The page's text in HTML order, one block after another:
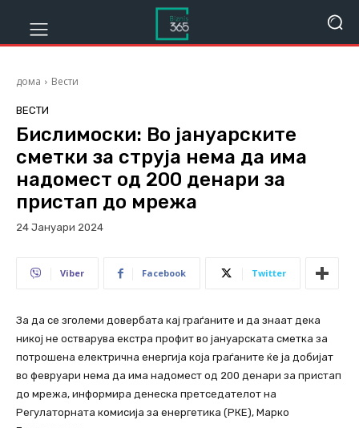
дома Вести
ВЕСТИ
Бислимоски: Во јануарските
сметки за струја нема да има
надомест од 200 денари за
пристап до мрежа
24 Јануари 2024
Viber Facebook Twitter
За да се зголеми довербата кај граѓаните и да знаат дека
никој не остварува екстра профит во јануарската сметка за
потрошена електрична енергија која граѓаните ќе ја добијат
во февруари нема да има надомест од 200 денари за пристап
до мрежа, информира денеска претседателот на
Регулаторната комисија за енергетика (РКЕ), Марко